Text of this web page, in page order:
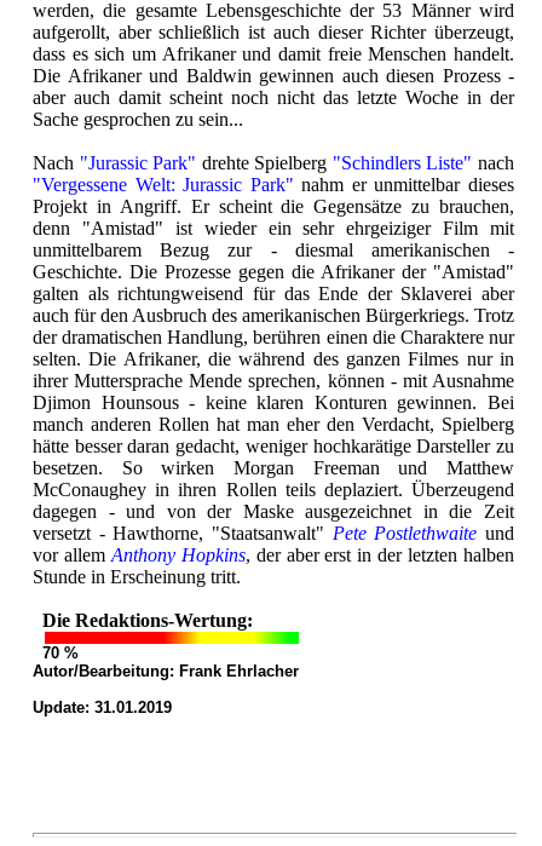
werden, die gesamte Lebensgeschichte der 53 Männer wird
aufgerollt, aber schließlich ist auch dieser Richter überzeugt,
dass es sich um Afrikaner und damit freie Menschen handelt.
Die Afrikaner und Baldwin gewinnen auch diesen Prozess -
aber auch damit scheint noch nicht das letzte Woche in der
Sache gesprochen zu sein...
Nach "Jurassic Park" drehte Spielberg "Schindlers Liste" nach
"Vergessene Welt: Jurassic Park" nahm er unmittelbar dieses
Projekt in Angriff. Er scheint die Gegensätze zu brauchen,
denn "Amistad" ist wieder ein sehr ehrgeiziger Film mit
unmittelbarem Bezug zur - diesmal amerikanischen -
Geschichte. Die Prozesse gegen die Afrikaner der "Amistad"
galten als richtungweisend für das Ende der Sklaverei aber
auch für den Ausbruch des amerikanischen Bürgerkriegs. Trotz
der dramatischen Handlung, berühren einen die Charaktere nur
selten. Die Afrikaner, die während des ganzen Filmes nur in
ihrer Muttersprache Mende sprechen, können - mit Ausnahme
Djimon Hounsous - keine klaren Konturen gewinnen. Bei
manch anderen Rollen hat man eher den Verdacht, Spielberg
hätte besser daran gedacht, weniger hochkarätige Darsteller zu
besetzen. So wirken Morgan Freeman und Matthew
McConaughey in ihren Rollen teils deplaziert. Überzeugend
dagegen - und von der Maske ausgezeichnet in die Zeit
versetzt - Hawthorne, "Staatsanwalt" Pete Postlethwaite und
vor allem Anthony Hopkins, der aber erst in der letzten halben
Stunde in Erscheinung tritt.
Die Redaktions-Wertung:
70 %
Autor/Bearbeitung: Frank Ehrlacher
Update: 31.01.2019